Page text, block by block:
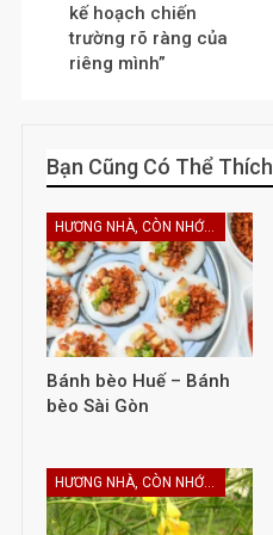
kế hoạch chiến
trường rõ ràng của
riêng mình”
Bạn Cũng Có Thể Thích
HƯƠNG NHÀ, CÒN NHỚ KHÔNG EM
Bánh bèo Huế – Bánh
bèo Sài Gòn
HƯƠNG NHÀ, CÒN NHỚ KHÔNG EM